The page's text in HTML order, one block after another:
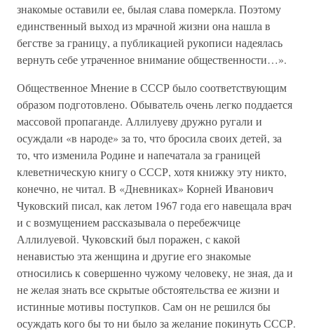
знакомые оставили ее, былая слава померкла. Поэтому
единственный выход из мрачной жизни она нашла в
бегстве за границу, а публикацией рукописи надеялась
вернуть себе утраченное внимание общественности…».
Общественное Мнение в СССР было соответствующим
образом подготовлено. Обыватель очень легко поддается
массовой пропаганде. Аллилуеву дружно ругали и
осуждали «в народе» за то, что бросила своих детей, за
то, что изменила Родине и напечатала за границей
клеветническую книгу о СССР, хотя книжку эту никто,
конечно, не читал. В «Дневниках» Корней Иванович
Чуковский писал, как летом 1967 года его навещала врач
и с возмущением рассказывала о перебежчице
Аллилуевой. Чуковский был поражен, с какой
ненавистью эта женщина и другие его знакомые
относились к совершенно чужому человеку, не зная, да и
не желая знать все скрытые обстоятельства ее жизни и
истинные мотивы поступков. Сам он не решился бы
осуждать кого бы то ни было за желание покинуть СССР.